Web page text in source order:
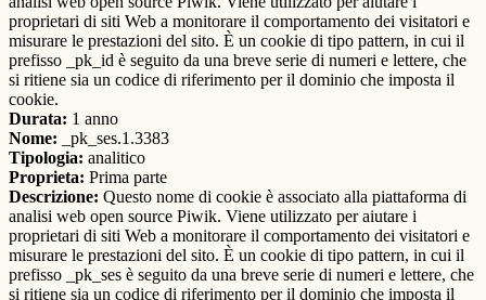
proprietari di siti Web a monitorare il comportamento dei visitatori e
misurare le prestazioni del sito. È un cookie di tipo pattern, in cui il
prefisso _pk_id è seguito da una breve serie di numeri e lettere, che
si ritiene sia un codice di riferimento per il dominio che imposta il
cookie.
Durata: 1 anno
Nome: _pk_ses.1.3383
Tipologia: analitico
Proprieta: Prima parte
Descrizione: Questo nome di cookie è associato alla piattaforma di
analisi web open source Piwik. Viene utilizzato per aiutare i
proprietari di siti Web a monitorare il comportamento dei visitatori e
misurare le prestazioni del sito. È un cookie di tipo pattern, in cui il
prefisso _pk_ses è seguito da una breve serie di numeri e lettere, che
si ritiene sia un codice di riferimento per il dominio che imposta il